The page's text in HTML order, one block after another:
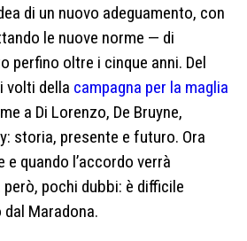
di un nuovo adeguamento, con
le nuove norme — di
perfino oltre i cinque anni. Del
volti della campagna per la maglia
a Di Lorenzo, De Bruyne,
storia, presente e futuro. Ora
quando l’accordo verrà
però, pochi dubbi: è difficile
Maradona.